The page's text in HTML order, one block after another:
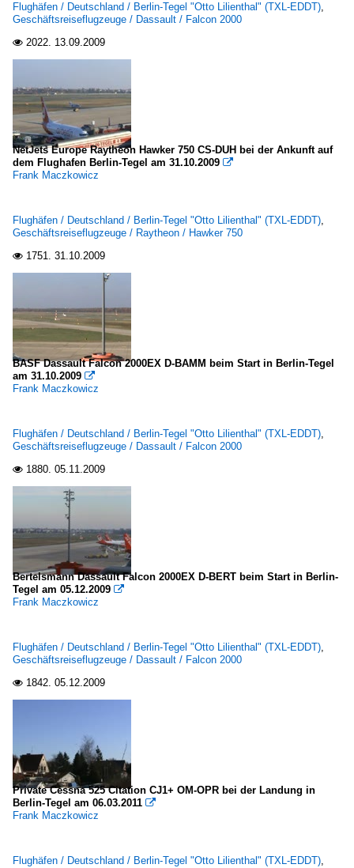
Flughäfen / Deutschland / Berlin-Tegel "Otto Lilienthal" (TXL-EDDT),
Geschäftsreiseflugzeuge / Dassault / Falcon 2000
 2022. 13.09.2009
NetJets Europe Raytheon Hawker 750 CS-DUH bei der Ankunft auf
dem Flughafen Berlin-Tegel am 31.10.2009 
Frank Maczkowicz
Flughäfen / Deutschland / Berlin-Tegel "Otto Lilienthal" (TXL-EDDT),
Geschäftsreiseflugzeuge / Raytheon / Hawker 750
 1751. 31.10.2009
BASF Dassault Falcon 2000EX D-BAMM beim Start in Berlin-Tegel
am 31.10.2009 
Frank Maczkowicz
Flughäfen / Deutschland / Berlin-Tegel "Otto Lilienthal" (TXL-EDDT),
Geschäftsreiseflugzeuge / Dassault / Falcon 2000
 1880. 05.11.2009
Bertelsmann Dassault Falcon 2000EX D-BERT beim Start in Berlin-
Tegel am 05.12.2009 
Frank Maczkowicz
Flughäfen / Deutschland / Berlin-Tegel "Otto Lilienthal" (TXL-EDDT),
Geschäftsreiseflugzeuge / Dassault / Falcon 2000
 1842. 05.12.2009
Private Cessna 525 Citation CJ1+ OM-OPR bei der Landung in
Berlin-Tegel am 06.03.2011 
Frank Maczkowicz
Flughäfen / Deutschland / Berlin-Tegel "Otto Lilienthal" (TXL-EDDT),